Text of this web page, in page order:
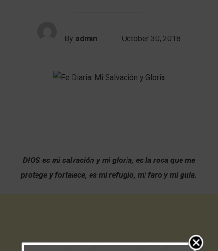
By admin October 30, 2018
DIOS es mi salvación y mi gloria, es la roca que me
protege y fortalece, es mi refugio, mi faro y mi guía.